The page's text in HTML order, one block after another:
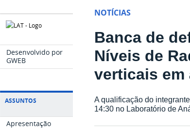
Desenvolvido por
GWEB
ASSUNTOS
Apresentação
NOTÍCIAS
Banca de
Níveis de
verticais em
A qualificação do
14:30 no Laboratório de